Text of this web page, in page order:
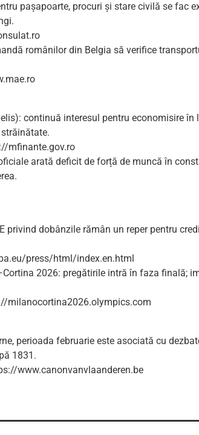
pașapoarte, procuri și stare civilă se fac
românilor din Belgia să verifice
continuă interesul pentru economisire în
mfinante.gov.ro
arată deficit de forță de muncă în
privind dobânzile rămân un reper pentru
press/html/index.en.html
2026: pregătirile intră în faza finală;
milanocortina2026.olympics.com
perioada februarie este asociată cu
1831.
www.canonvanvlaanderen.be